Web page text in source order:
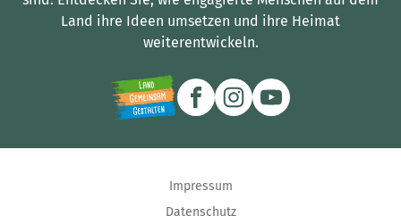
Land ihre Ideen umsetzen und ihre Heimat
weiterentwickeln.
Impressum
Datenschutz